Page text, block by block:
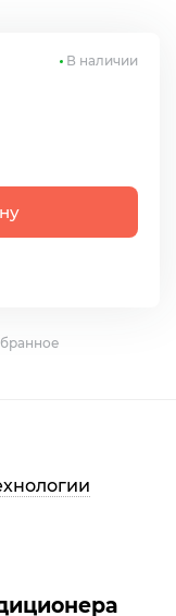
В наличии